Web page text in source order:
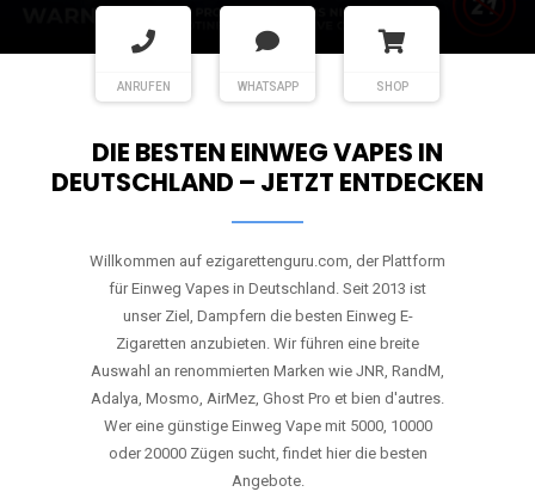
ANRUFEN WHATSAPP SHOP
DIE BESTEN EINWEG VAPES IN
DEUTSCHLAND – JETZT ENTDECKEN
Willkommen auf ezigarettenguru.com, der Plattform
für Einweg Vapes in Deutschland. Seit 2013 ist
unser Ziel, Dampfern die besten Einweg E-
Zigaretten anzubieten. Wir führen eine breite
Auswahl an renommierten Marken wie JNR, RandM,
Adalya, Mosmo, AirMez, Ghost Pro et bien d'autres.
Wer eine günstige Einweg Vape mit 5000, 10000
oder 20000 Zügen sucht, findet hier die besten
Angebote.